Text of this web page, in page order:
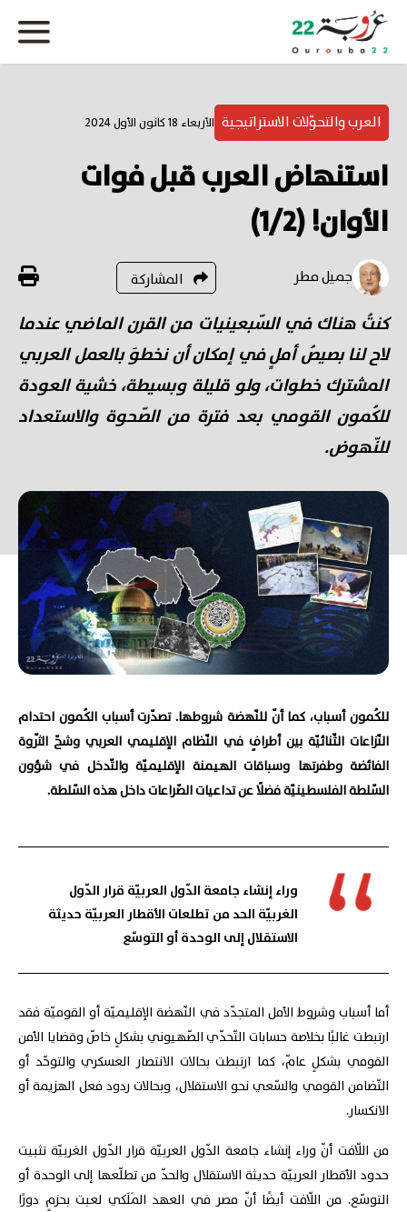
العرب والتحوّلات الاستراتيجية الأربعاء 18 كانون الأول 2024
استنهاض العرب قبل فوات
الأوان! (1/2)
جميل مطر المشاركة
كنتُ هناك في السّبعينيات من القرن الماضي عندما
لاح لنا بصيصُ أملٍ في إمكان أن نخطوَ بالعمل العربي
المشترك خطوات، ولو قليلة وبسيطة، خشية العودة
للكُمون القومي بعد فترة من الصّحوة والاستعداد
للنّهوض.
للكُمون أسباب، كما أنّ للنّهضة شروطها. تصدّرت أسباب الكُمون احتدام
النّزاعات الثّنائيّة بين أطرافٍ في النّظام الإقليمي العربي وشحّ الثّروة
الفائضة وطفرتها وسباقات الهيمنة الإقليميّة والتّدخل في شؤون
السّلطة الفلسطينيّة فضلًا عن تداعيات الصّراعات داخل هذه السّلطة.
وراء إنشاء جامعة الدّول العربيّة قرار الدّول
الغربيّة الحد من تطلعات الأقطار العربيّة حديثة
الاستقلال إلى الوحدة أو التوسّع
أما أسباب وشروط الأمل المتجدّد في النّهضة الإقليميّة أو القوميّة فقد
ارتبطت غالبًا بخلاصة حسابات التّحدّي الصّهيوني بشكلٍ خاصّ وقضايا الأمن
القومي بشكلٍ عامّ، كما ارتبطت بحالات الانتصار العسكري والتوحّد أو
التّضامن القومي والسّعي نحو الاستقلال، وبحالات ردود فعل الهزيمة أو
الانكسار.
من اللّافت أنّ وراء إنشاء جامعة الدّول العربيّة قرار الدّول الغربيّة تثبيت
حدود الأقطار العربيّة حديثة الاستقلال والحدّ من تطلّعها إلى الوحدة أو
التوسّع. من اللّافت أيضًا أنّ مصر في العهد المَلَكي لعبت بحزمٍ دورًا